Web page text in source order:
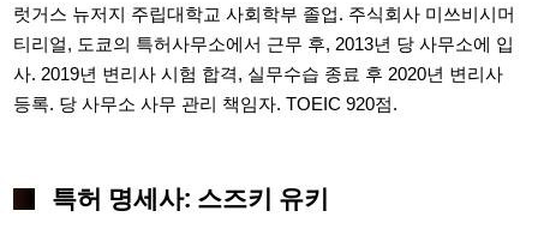
럿거스 뉴저지 주립대학교 사회학부 졸업. 주식회사 미쓰비시머
티리얼, 도쿄의 특허사무소에서 근무 후, 2013년 당 사무소에 입
사. 2019년 변리사 시험 합격, 실무수습 종료 후 2020년 변리사
등록. 당 사무소 사무 관리 책임자. TOEIC 920점.
특허 명세사: 스즈키 유키